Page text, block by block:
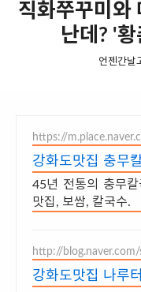
직화쭈꾸미와
난데? '
언젠간날
https://
강화도맛집 충무
45년 전통의 충무
맛집, 보쌈, 칼국수.
http://blog.naver.com/
강화도맛집 나루